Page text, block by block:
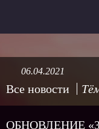
Все новости
06.04.2021
ОБНОВЛЕНИЕ